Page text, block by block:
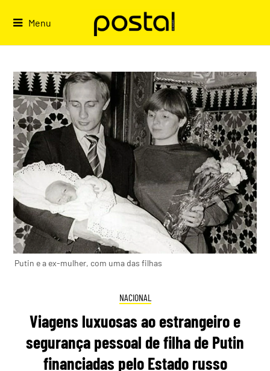
Menu
Putin e a ex-mulher, com uma das filhas
NACIONAL
Viagens luxuosas ao estrangeiro e
segurança pessoal de filha de Putin
financiadas pelo Estado russo